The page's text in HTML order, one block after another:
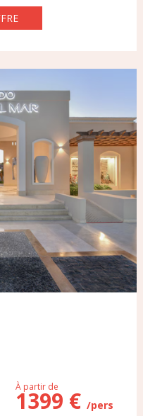
À partir de
1399 €/pers